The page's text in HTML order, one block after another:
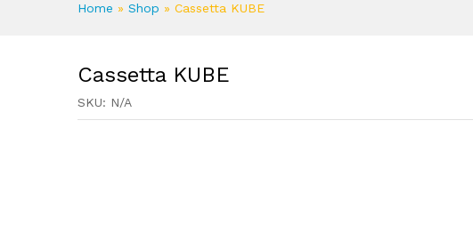
Home » Shop » Cassetta KUBE
Cassetta KUBE
SKU: N/A